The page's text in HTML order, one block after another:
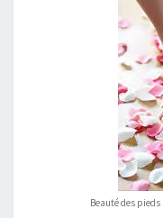
Beauté des